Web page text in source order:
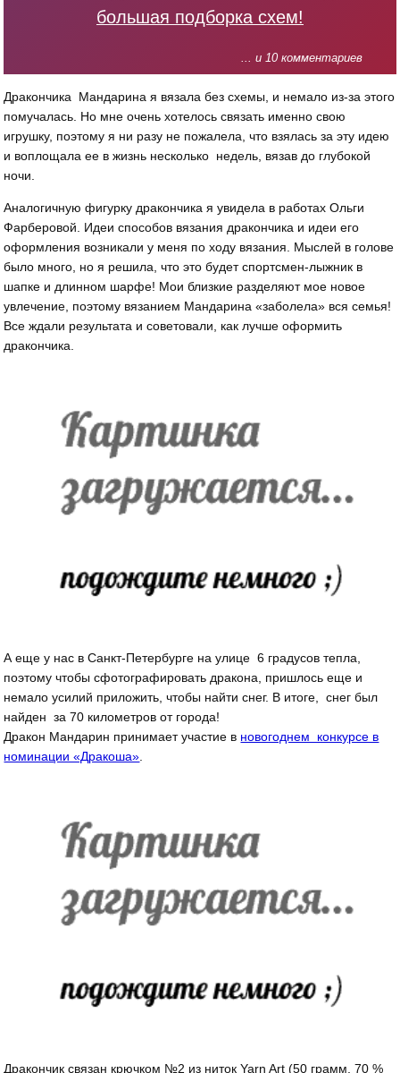
большая подборка схем!
... и 10 комментариев
Дракончика Мандарина я вязала без схемы, и немало из-за этого
помучалась. Но мне очень хотелось связать именно свою
игрушку, поэтому я ни разу не пожалела, что взялась за эту идею
и воплощала ее в жизнь несколько недель, вязав до глубокой
ночи.
Аналогичную фигурку дракончика я увидела в работах Ольги
Фарберовой. Идеи способов вязания дракончика и идеи его
оформления возникали у меня по ходу вязания. Мыслей в голове
было много, но я решила, что это будет спортсмен-лыжник в
шапке и длинном шарфе! Мои близкие разделяют мое новое
увлечение, поэтому вязанием Мандарина «заболела» вся семья!
Все ждали результата и советовали, как лучше оформить
дракончика.
А еще у нас в Санкт-Петербурге на улице 6 градусов тепла,
поэтому чтобы сфотографировать дракона, пришлось еще и
немало усилий приложить, чтобы найти снег. В итоге, снег был
найден за 70 километров от города!
Дракон Мандарин принимает участие в новогоднем конкурсе в
номинации «Дракоша»
Дракончик связан крючком №2 из ниток Yarn Art (50 грамм, 70 %